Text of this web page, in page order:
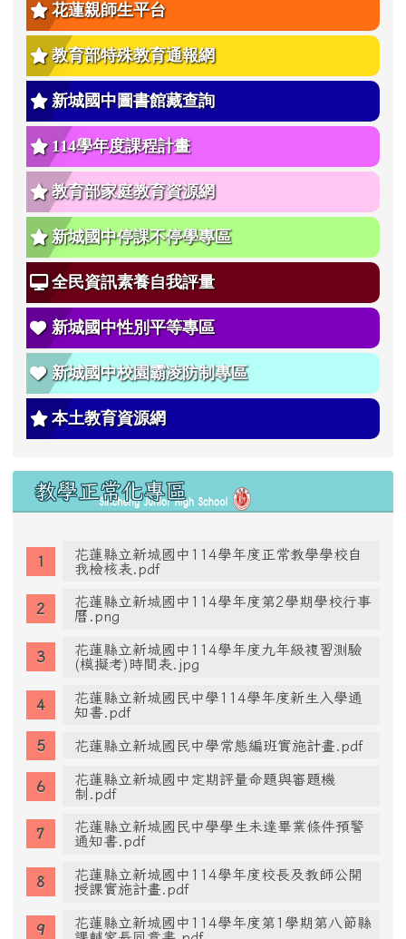
花蓮親師生平台
教育部特殊教育通報網
新城國中圖書館藏查詢
114學年度課程計畫
教育部家庭教育資源網
新城國中停課不停學專區
全民資訊素養自我評量
新城國中性別平等專區
新城國中校園霸凌防制專區
本土教育資源網
教學正常化專區
花蓮縣立新城國中114學年度正常教學學校自
我檢核表.pdf
花蓮縣立新城國中114學年度第2學期學校行事
曆.png
花蓮縣立新城國中114學年度九年級複習測驗
(模擬考)時間表.jpg
花蓮縣立新城國民中學114學年度新生入學通
知書.pdf
花蓮縣立新城國民中學常態編班實施計畫.pdf
花蓮縣立新城國中定期評量命題與審題機
制.pdf
花蓮縣立新城國民中學學生未達畢業條件預警
通知書.pdf
花蓮縣立新城國中114學年度校長及教師公開
授課實施計畫.pdf
花蓮縣立新城國中114學年度第1學期第八節縣